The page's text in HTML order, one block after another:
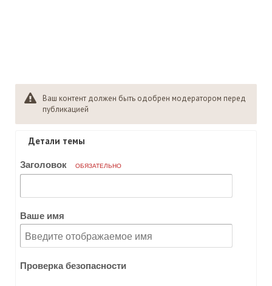
Ваш контент должен быть одобрен модератором перед
публикацией
Детали темы
Заголовок ОБЯЗАТЕЛЬНО
Ваше имя
Проверка безопасности